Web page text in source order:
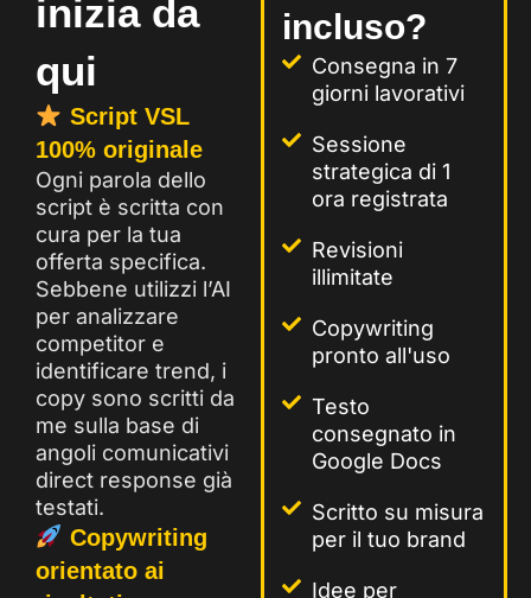
inizia da
qui
Script VSL
100% originale
Ogni parola dello
script è scritta con
cura per la tua
offerta specifica.
Sebbene utilizzi l’AI
per analizzare
competitor e
identificare trend, i
copy sono scritti da
me sulla base di
angoli comunicativi
direct response già
testati.
Copywriting
orientato ai
incluso?
Consegna in 7
giorni lavorativi
Sessione
strategica di 1
ora registrata
Revisioni
illimitate
Copywriting
pronto all'uso
Testo
consegnato in
Google Docs
Scritto su misura
per il tuo brand
Idee per